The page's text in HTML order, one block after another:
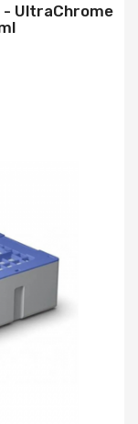
- UltraChrome